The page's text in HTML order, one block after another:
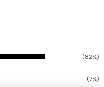
(82%)
(7%)